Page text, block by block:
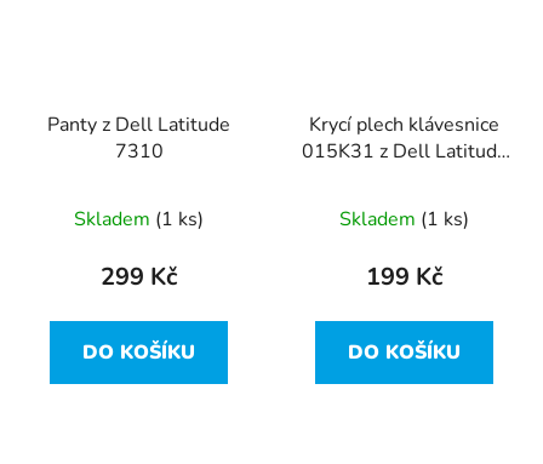
Panty z Dell Latitude
7310
Skladem (1 ks)
299 Kč
DO KOŠÍKU
Krycí plech klávesnice
015K31 z Dell Latitude
Skladem (1 ks)
199 Kč
DO KOŠÍKU